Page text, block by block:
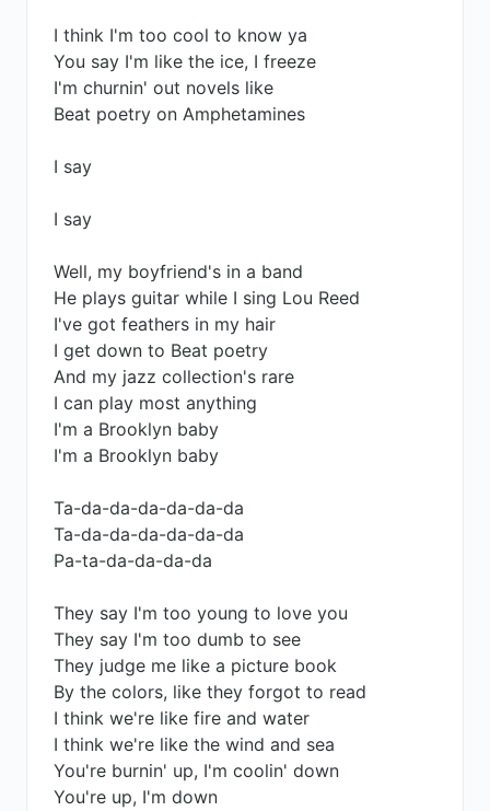
I think I'm too cool to know ya
You say I'm like the ice, I freeze
I'm churnin' out novels like
Beat poetry on Amphetamines
I say
I say
Well, my boyfriend's in a band
He plays guitar while I sing Lou Reed
I've got feathers in my hair
I get down to Beat poetry
And my jazz collection's rare
I can play most anything
I'm a Brooklyn baby
I'm a Brooklyn baby
Ta-da-da-da-da-da-da
Ta-da-da-da-da-da-da
Pa-ta-da-da-da-da
They say I'm too young to love you
They say I'm too dumb to see
They judge me like a picture book
By the colors, like they forgot to read
I think we're like fire and water
I think we're like the wind and sea
You're burnin' up, I'm coolin' down
You're up, I'm down